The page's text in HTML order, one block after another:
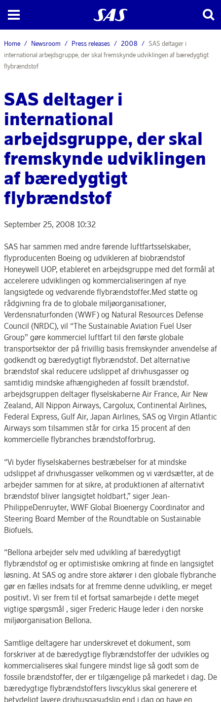
Home Newsroom Press releases 2008
SAS deltager i
international arbejdsgruppe, der skal fremskynde udviklingen af bæredygtigt
flybrændstof
SAS deltager i
international
arbejdsgruppe, der skal
fremskynde udviklingen
af bæredygtigt
flybrændstof
September 25, 2008 10:32
SAS har sammen med andre førende luftfartsselskaber,
flyproducenten Boeing og udvikleren af biobrændstof
Honeywell UOP, etableret en arbejdsgruppe med det formål at
accelerere udviklingen og kommercialiseringen af nye
langsigtede og vedvarende flybrændstoffer.Med støtte og
rådgivning fra de to globale miljøorganisationer,
Verdensnaturfonden (WWF) og Natural Resources Defense
Council (NRDC), vil “The Sustainable Aviation Fuel User
Group” gøre kommerciel luftfart til den første globale
transportsektor der på frivillig basis fremskynder anvendelse af
godkendt og bæredygtigt flybrændstof. Det alternative
brændstof skal reducere udslippet af drivhusgasser og
samtidig mindske afhængigheden af fossilt brændstof.
arbejdsgruppen deltager flyselskaberne Air France, Air New
Zealand, All Nippon Airways, Cargolux, Continental Airlines,
Federal Express, Gulf Air, Japan Airlines, SAS og Virgin Atlantic
Airways som tilsammen står for cirka 15 procent af den
kommercielle flybranches brændstofforbrug.
“Vi byder flyselskabernes bestræbelser for at mindske
udslippet af drivhusgasser velkommen og vi værdsætter, at de
arbejder sammen for at sikre, at produktionen af alternativt
brændstof bliver langsigtet holdbart,” siger Jean-
PhilippeDenruyter, WWF Global Bioenergy Coordinator and
Steering Board Member of the Roundtable on Sustainable
Biofuels.
“Bellona arbejder selv med udvikling af bæredygtigt
flybrændstof og er optimistiske omkring at finde en langsigtet
løsning. At SAS og andre store aktører i den globale flybranche
gør en fælles indsats for at fremme denne udvikling, er meget
positivt. Vi ser frem til et fortsat samarbejde i dette meget
vigtige spørgsmål , siger Frederic Hauge leder i den norske
miljøorganisation Bellona.
Samtlige deltagere har underskrevet et dokument, som
forskriver at de bæredygtige flybrændstoffer der udvikles og
kommercialiseres skal fungere mindst lige så godt som de
fossile brændstoffer, der er tilgængelige på markedet i dag. De
bæredygtige flybrændstoffers livscyklus skal generere et
betydeligt lavere drivhusgasudslip end i dag og have en